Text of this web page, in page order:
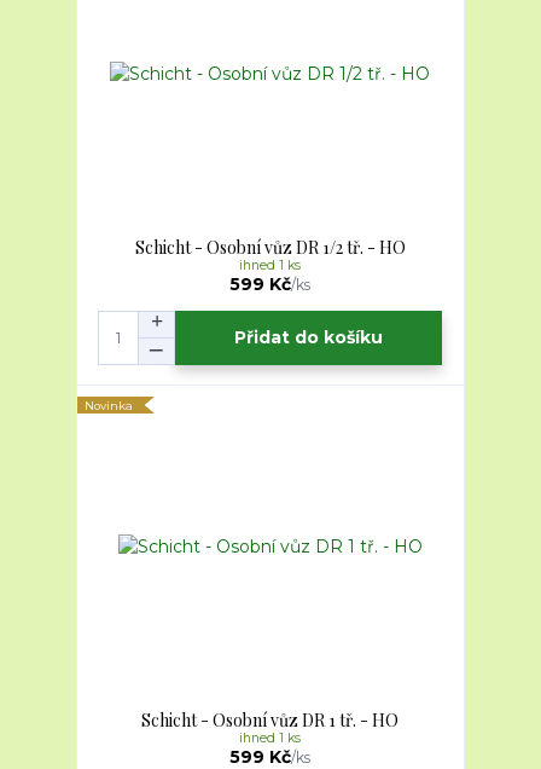
Schicht - Osobní vůz DR 1/2 tř. - HO
599 Kč/ks
ihned 1 ks
Přidat do košíku
Novinka
Schicht - Osobní vůz DR 1 tř. - HO
599 Kč/ks
ihned 1 ks